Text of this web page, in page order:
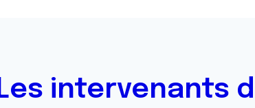
Les intervenants